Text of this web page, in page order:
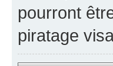
pourront
piratage